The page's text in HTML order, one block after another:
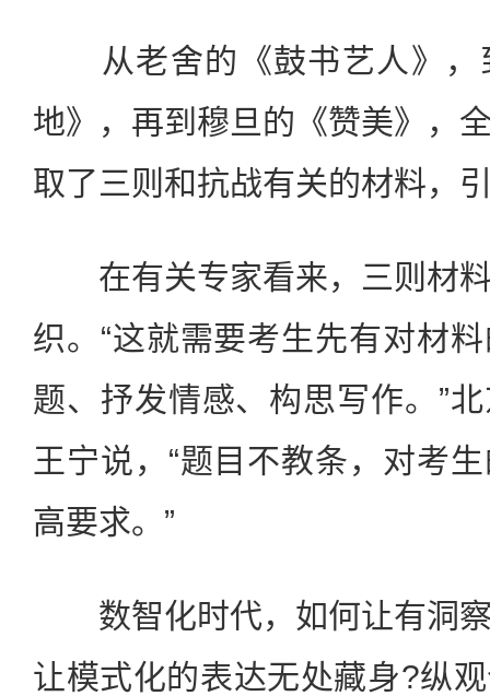
从老舍的《鼓书艺人》，
地》，再到穆旦的《赞美》，
取了三则和抗战有关的材料，
在有关专家看来，三则材料
织。“这就需要考生先有对材
题、抒发情感、构思写作。”
王宁说，“题目不教条，对考
高要求。”
数智化时代，如何让有洞察
让模式化的表达无处藏身?纵